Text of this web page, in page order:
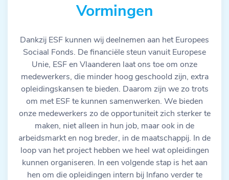
Vormingen
Dankzij ESF kunnen wij deelnemen aan het Europees
Sociaal Fonds. De financiële steun vanuit Europese
Unie, ESF en Vlaanderen laat ons toe om onze
medewerkers, die minder hoog geschoold zijn, extra
opleidingskansen te bieden. Daarom zijn we zo trots
om met ESF te kunnen samenwerken. We bieden
onze medewerkers zo de opportuniteit zich sterker te
maken, niet alleen in hun job, maar ook in de
arbeidsmarkt en nog breder, in de maatschappij. In de
loop van het project hebben we heel wat opleidingen
kunnen organiseren. In een volgende stap is het aan
hen om die opleidingen intern bij Infano verder te